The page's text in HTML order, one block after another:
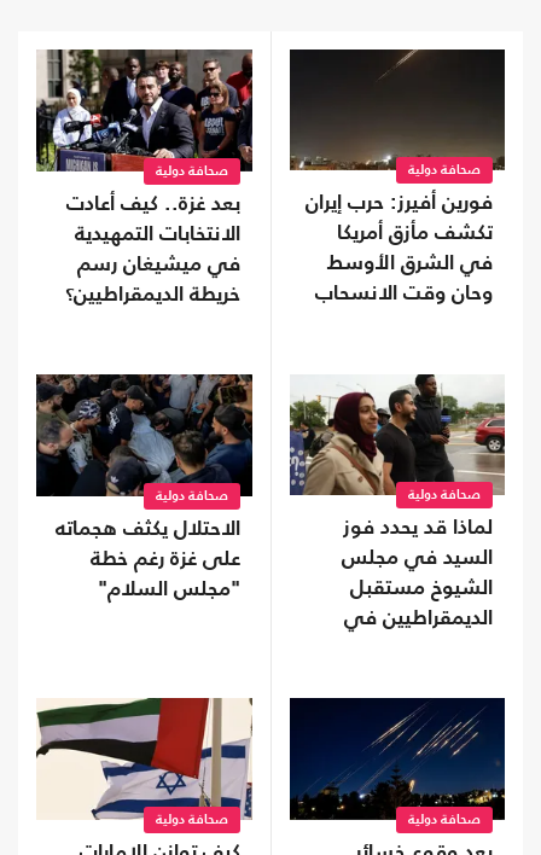
صحافة دولية
فورين أفيرز: حرب إيران
تكشف مأزق أمريكا
في الشرق الأوسط
وحان وقت الانسحاب
صحافة دولية
بعد غزة.. كيف أعادت
الانتخابات التمهيدية
في ميشيغان رسم
خريطة الديمقراطيين؟
صحافة دولية
لماذا قد يحدد فوز
السيد في مجلس
الشيوخ مستقبل
الديمقراطيين في
صحافة دولية
الاحتلال يكثف هجماته
على غزة رغم خطة
"مجلس السلام"
صحافة دولية صحافة دولية